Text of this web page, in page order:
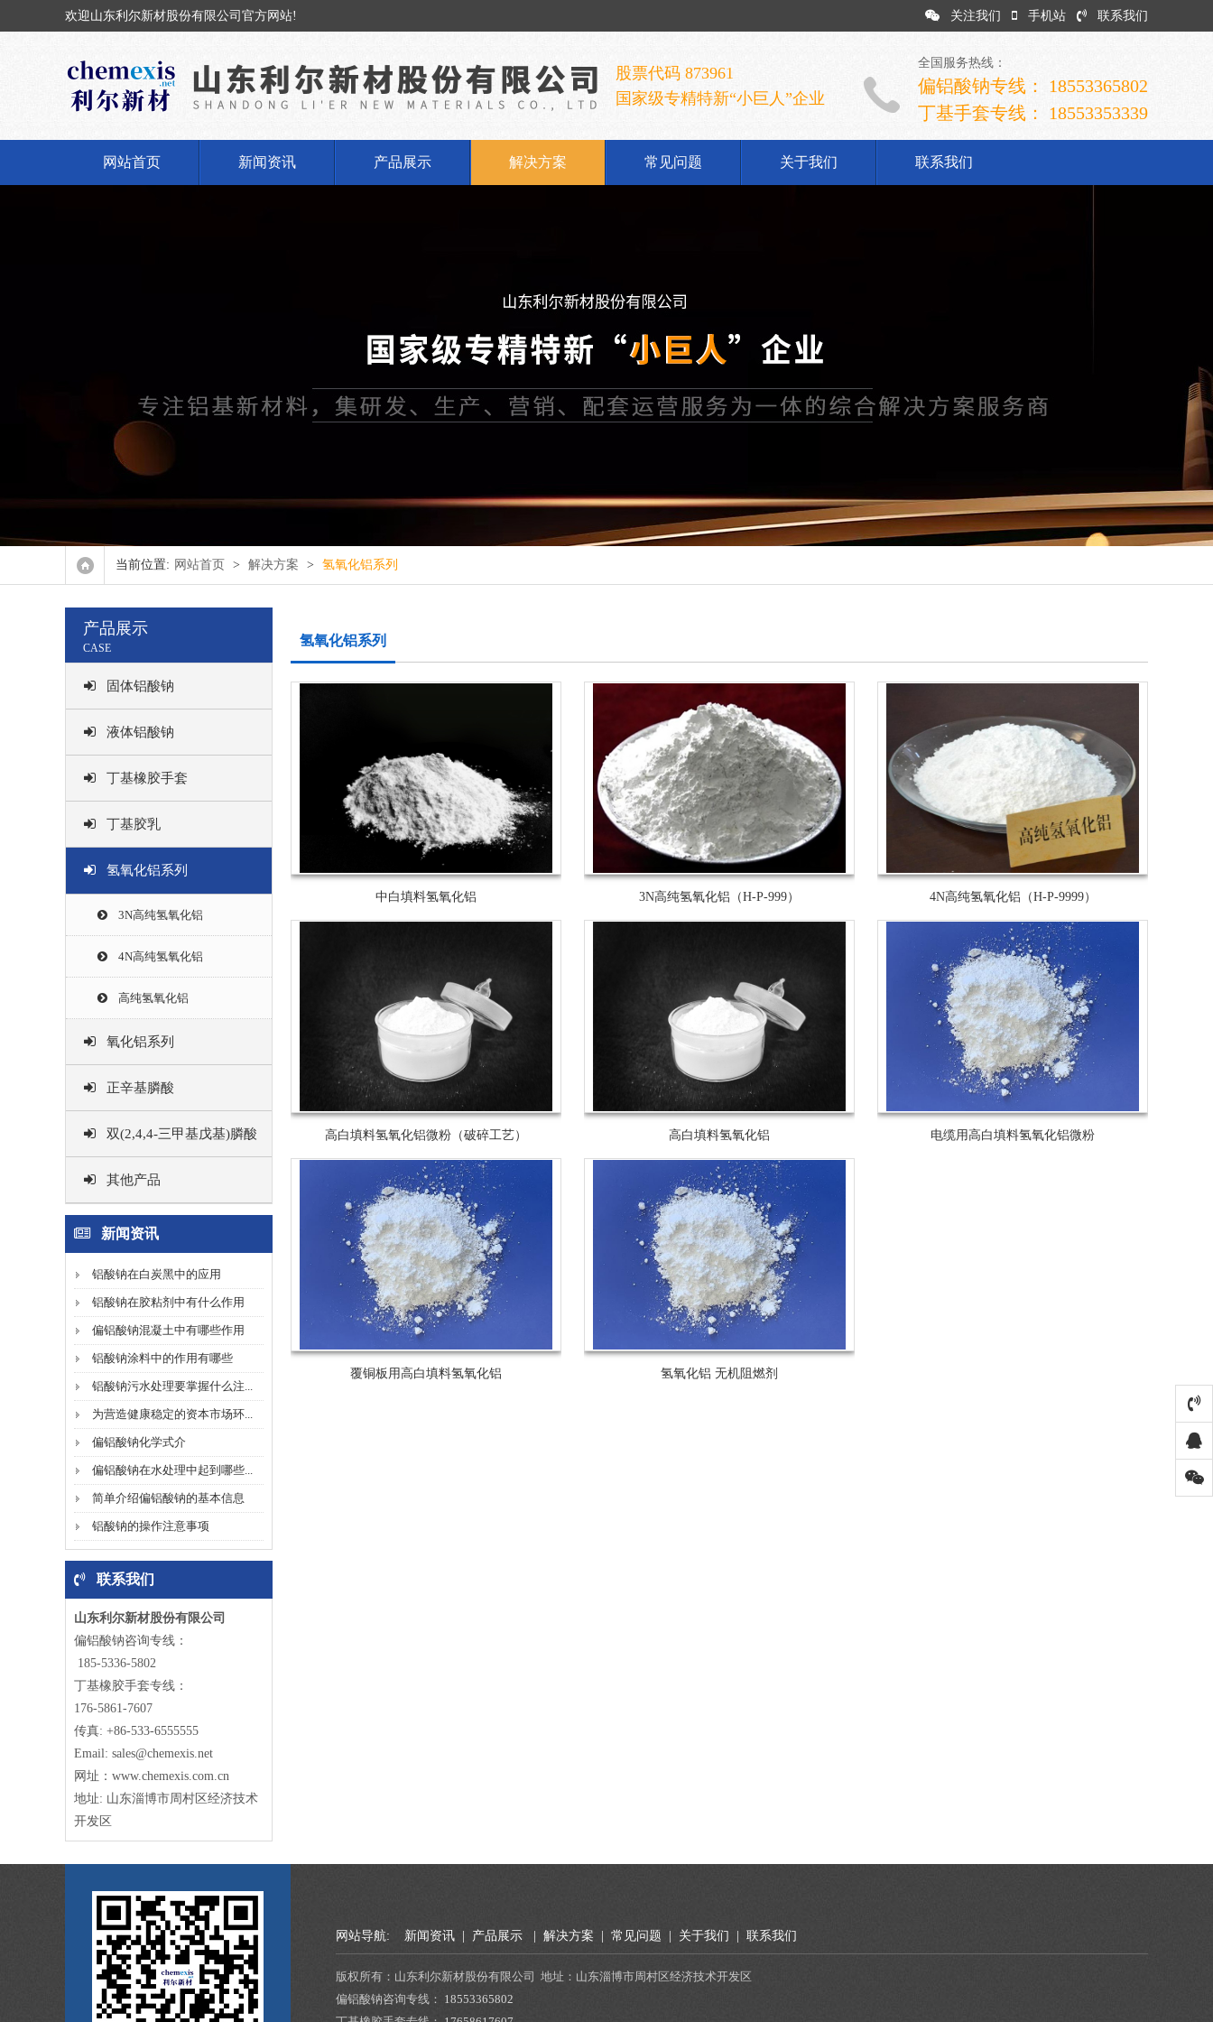
欢迎山东利尔新材股份有限公司官方网站! 关注我们 手机站 联系我们
股票代码 873961
国家级专精特新“小巨人”企业
全国服务热线：
偏铝酸钠专线： 18553365802
丁基手套专线： 18553353339
网站首页 新闻资讯 产品展示
丁基胶乳
氢氧化铝系列
其他产品
解决方案 常见问题 关于我们
荣誉资质
联系我们
联系我们
当前位置: 网站首页 > 解决方案 > 氢氧化铝系列
产品展示
CASE
固体铝酸钠
液体铝酸钠
丁基橡胶手套
丁基胶乳
氢氧化铝系列
3N高纯氢氧化铝
4N高纯氢氧化铝
高纯氢氧化铝
氧化铝系列
正辛基膦酸
双(2,4,4-三甲基戊基)膦酸
其他产品
新闻资讯
铝酸钠在白炭黑中的应用
铝酸钠在胶粘剂中有什么作用
偏铝酸钠混凝土中有哪些作用
铝酸钠涂料中的作用有哪些
铝酸钠污水处理要掌握什么注...
为营造健康稳定的资本市场环...
偏铝酸钠化学式介
偏铝酸钠在水处理中起到哪些...
简单介绍偏铝酸钠的基本信息
铝酸钠的操作注意事项
联系我们
山东利尔新材股份有限公司
偏铝酸钠咨询专线：
185-5336-5802
丁基橡胶手套专线：
176-5861-7607
传真: +86-533-6555555
Email: sales@chemexis.net
网址：www.chemexis.com.cn
地址: 山东淄博市周村区经济技术
开发区
氢氧化铝系列
中白填料氢氧化铝 3N高纯氢氧化铝（H-P-999） 4N高纯氢氧化铝（H-P-9999）
高白填料氢氧化铝微粉（破碎工艺） 高白填料氢氧化铝 电缆用高白填料氢氧化铝微粉
覆铜板用高白填料氢氧化铝 氢氧化铝 无机阻燃剂
网站导航: 新闻资讯 产品展示 解决方案 常见问题 关于我们 联系我们
版权所有：山东利尔新材股份有限公司 地址：山东淄博市周村区经济技术开发区
偏铝酸钠咨询专线： 18553365802